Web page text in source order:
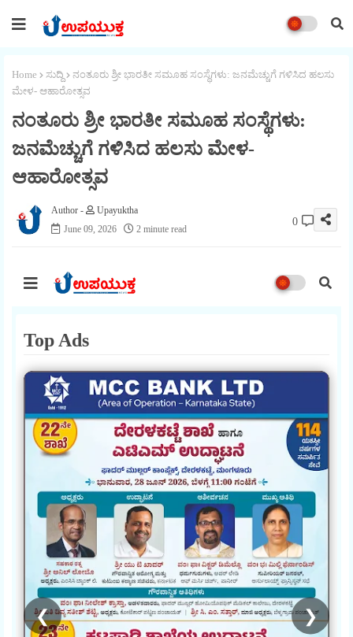
Home ಸುದ್ದಿ
ನಂತೂರು ಶ್ರೀ ಭಾರತೀ ಸಮೂಹ ಸಂಸ್ಥೆಗಳು: ಜನಮೆಚ್ಚುಗೆ ಗಳಿಸಿದ ಹಲಸು
ಮೇಳ- ಆಹಾರೋತ್ಸವ
ನಂತೂರು ಶ್ರೀ ಭಾರತೀ ಸಮೂಹ ಸಂಸ್ಥೆಗಳು:
ಜನಮೆಚ್ಚುಗೆ ಗಳಿಸಿದ ಹಲಸು ಮೇಳ-
ಆಹಾರೋತ್ಸವ
Upayuktha
June 09, 2026
2 minute read
0